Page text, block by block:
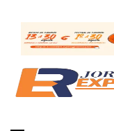
conteúdo